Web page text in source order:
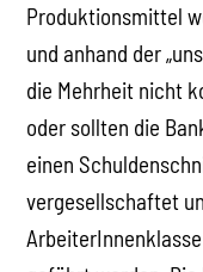
Produktionsmittel
und anhand der
die Mehrheit nicht
oder sollten die
einen
vergesellschaftet